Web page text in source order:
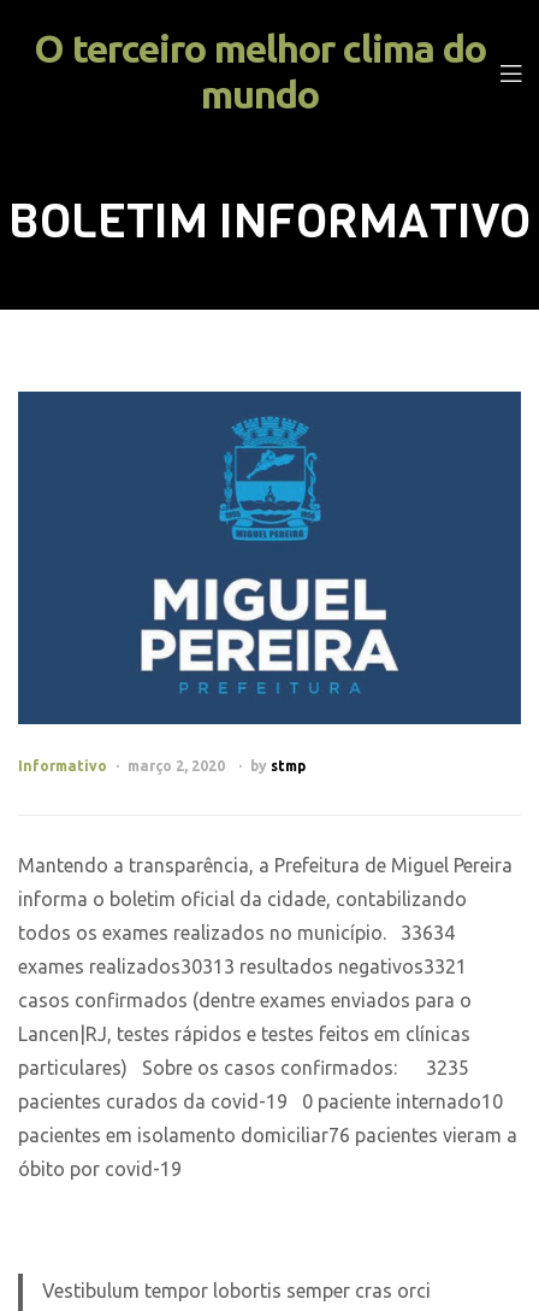
O terceiro melhor clima do
mundo
BOLETIM INFORMATIVO
Categories
Informativo março 2, 2020 by stmp
Mantendo a transparência, a Prefeitura de Miguel Pereira
informa o boletim oficial da cidade, contabilizando
todos os exames realizados no município.⠀33634
exames realizados30313 resultados negativos3321
casos confirmados (dentre exames enviados para o
Lancen|RJ, testes rápidos e testes feitos em clínicas
particulares)⠀Sobre os casos confirmados:⠀⠀3235
pacientes curados da covid-19⠀0 paciente internado10
pacientes em isolamento domiciliar76 pacientes vieram a
óbito por covid-19
Vestibulum tempor lobortis semper cras orci